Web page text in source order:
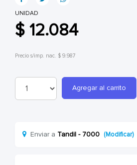
UNIDAD
$ 12.084
Precio s/imp. nac. $ 9.987
Agregar al carrito
Enviar a Tandil - 7000 (Modificar)